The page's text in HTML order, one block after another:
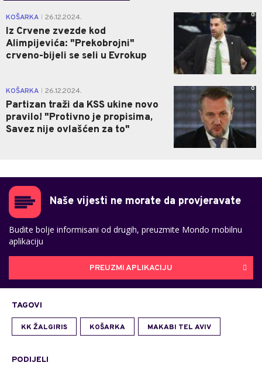
KOŠARKA 26.12.2024.
Iz Crvene zvezde kod
Alimpijevića: "Prekobrojni"
crveno-bijeli se seli u Evrokup
0
KOŠARKA 26.12.2024.
Partizan traži da KSS ukine novo
pravilo! "Protivno je propisima,
Savez nije ovlašćen za to"
0
Naše vijesti ne morate da provjeravate
Budite bolje informisani od drugih, preuzmite Mondo mobilnu
aplikaciju
PREUZMI APLIKACIJU
TAGOVI
KK ŽALGIRIS KOŠARKA MAKABI TEL AVIV
PODIJELI